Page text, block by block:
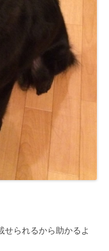
せられるから助かるよ